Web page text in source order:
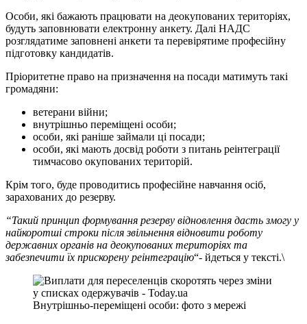
Особи, які бажають працювати на деокупованих територіях,
будуть заповнювати електронну анкету. Далі НАДС
розглядатиме заповнені анкети та перевірятиме професійну
підготовку кандидатів.
Пріоритетне право на призначення на посади матимуть такі
громадяни:
ветерани війни;
внутрішньо переміщені особи;
особи, які раніше займали ці посади;
особи, які мають досвід роботи з питань реінтеграції
тимчасово окупованих територій.
Крім того, буде проводитись професійне навчання осіб,
зарахованих до резерву.
“Такий принцип формування резерву відновлення дасть змогу у
найкоротші строки після звільнення відновити роботу
державних органів на деокупованих територіях та
забезпечити їх прискорену реінтеграцію“- йдеться у тексті.\
Внутрішньо-переміщені особи: фото з мережі